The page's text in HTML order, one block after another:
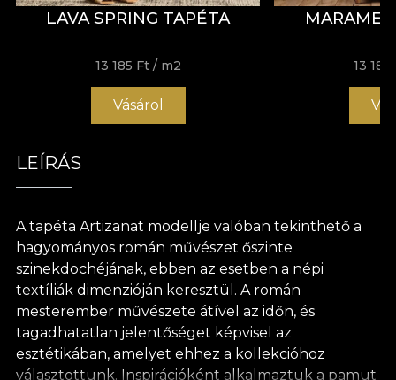
LAVA SPRING TAPÉTA
13 185 Ft / m2
Vásárol
MARAME
13 185
LEÍRÁS
A tapéta Artizanat modellje valóban tekinthető a
hagyományos román művészet őszinte
szinekdochéjának, ebben az esetben a népi
textíliák dimenzióján keresztül. A román
mesterember művészete átível az időn, és
tagadhatatlan jelentőséget képvisel az
esztétikában, amelyet ehhez a kollekcióhoz
választottunk. Inspirációként alkalmaztuk a pamut